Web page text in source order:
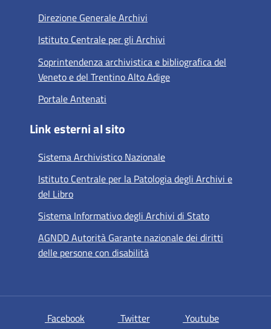
Direzione Generale Archivi
Istituto Centrale per gli Archivi
Soprintendenza archivistica e bibliografica del
Veneto e del Trentino Alto Adige
Portale Antenati
Link esterni al sito
Sistema Archivistico Nazionale
Istituto Centrale per la Patologia degli Archivi e
del Libro
Sistema Informativo degli Archivi di Stato
AGNDD Autorità Garante nazionale dei diritti
delle persone con disabilità
Facebook si apre in una nuova scheda
Twittersi apre in una nuova scheda
Youtubesi apre in